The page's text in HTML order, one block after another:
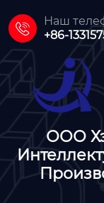

Наш
+86-
ООО